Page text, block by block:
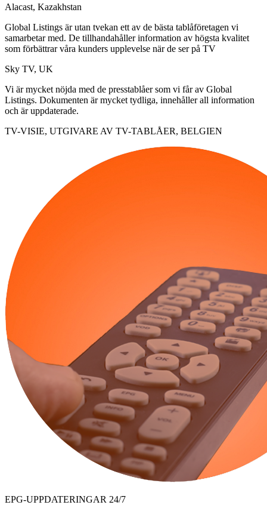
Alacast, Kazakhstan
Global Listings är utan tvekan ett av de bästa tablåföretagen vi
samarbetar med. De tillhandahåller information av högsta kvalitet
som förbättrar våra kunders upplevelse när de ser på TV
Sky TV, UK
Vi är mycket nöjda med de presstablåer som vi får av Global
Listings. Dokumenten är mycket tydliga, innehåller all information
och är uppdaterade.
TV-VISIE, UTGIVARE AV TV-TABLÅER, BELGIEN
EPG-UPPDATERINGAR 24/7